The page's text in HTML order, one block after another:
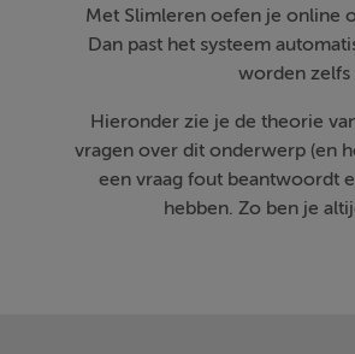
Met Slimleren oefen je online
Dan past het systeem
worden zelfs
Hieronder zie je de theorie
vragen over dit onderwerp (en
een vraag fout beantwoordt
hebben. Zo ben je